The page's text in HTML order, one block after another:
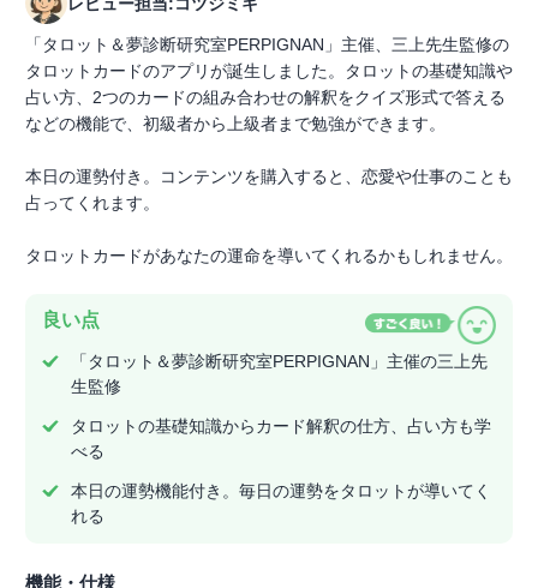
「タロット＆夢診断研究室PERPIGNAN」主催、三上先生監修の
タロットカードのアプリが誕生しました。タロットの基礎知識や
占い方、2つのカードの組み合わせの解釈をクイズ形式で答える
などの機能で、初級者から上級者まで勉強ができます。
本日の運勢付き。コンテンツを購入すると、恋愛や仕事のことも
占ってくれます。
タロットカードがあなたの運命を導いてくれるかもしれません。
良い点
「タロット＆夢診断研究室PERPIGNAN」主催の三上先
生監修
タロットの基礎知識からカード解釈の仕方、占い方も学
べる
本日の運勢機能付き。毎日の運勢をタロットが導いてく
れる
機能・仕様